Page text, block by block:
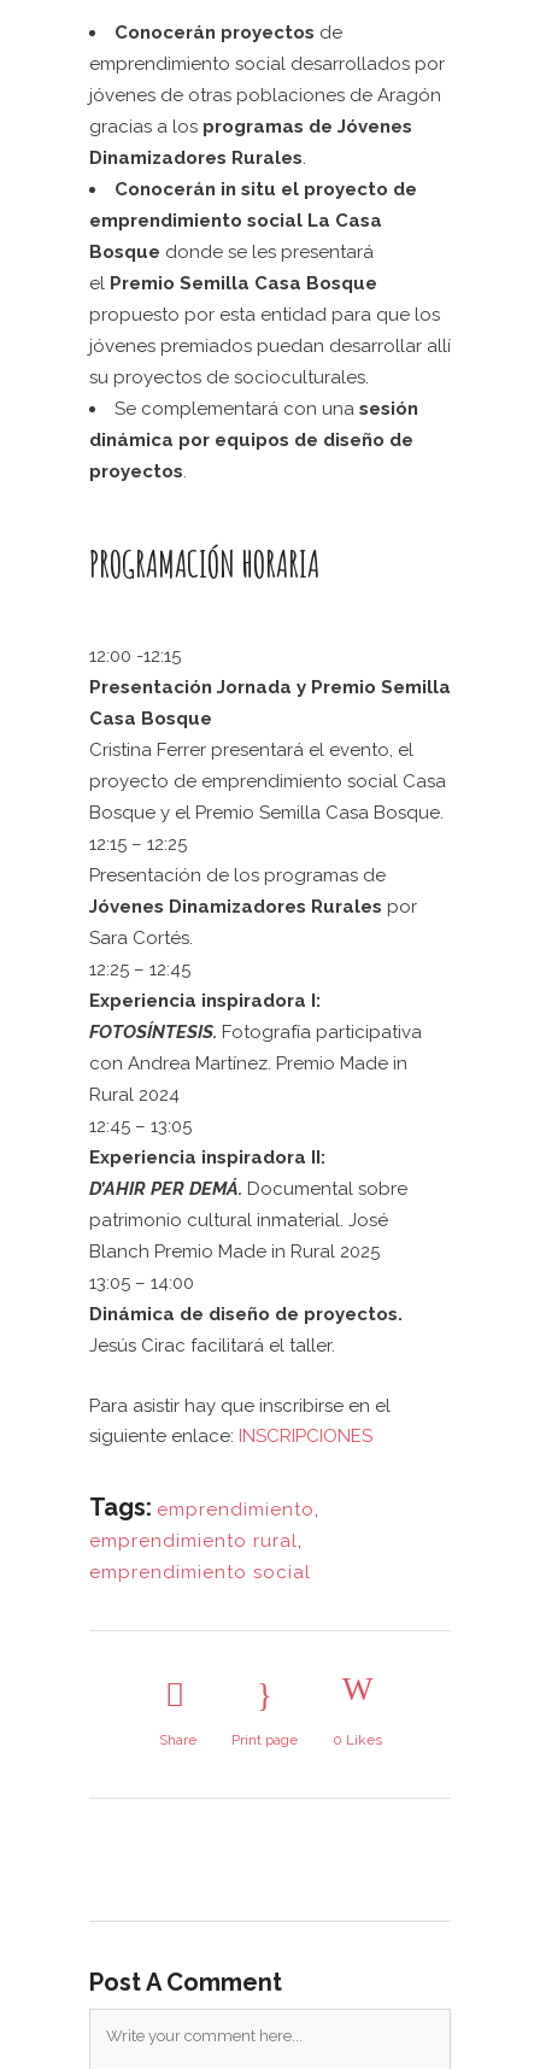
Conocerán proyectos de
emprendimiento social desarrollados por
jóvenes de otras poblaciones de Aragón
gracias a los programas de Jóvenes
Dinamizadores Rurales.
Conocerán in situ el proyecto de
emprendimiento social La Casa
Bosque donde se les presentará
el Premio Semilla Casa Bosque
propuesto por esta entidad para que los
jóvenes premiados puedan desarrollar allí
su proyectos de socioculturales.
Se complementará con una sesión
dinámica por equipos de diseño de
proyectos.
PROGRAMACIÓN HORARIA
12:00 -12:15
Presentación Jornada y Premio Semilla
Casa Bosque
Cristina Ferrer presentará el evento, el
proyecto de emprendimiento social Casa
Bosque y el Premio Semilla Casa Bosque.
12:15 – 12:25
Presentación de los programas de
Jóvenes Dinamizadores Rurales por
Sara Cortés.
12:25 – 12:45
Experiencia inspiradora I:
FOTOSÍNTESIS. Fotografía participativa
con Andrea Martínez. Premio Made in
Rural 2024
12:45 – 13:05
Experiencia inspiradora II:
D’AHIR PER DEMÁ. Documental sobre
patrimonio cultural inmaterial. José
Blanch Premio Made in Rural 2025
13:05 – 14:00
Dinámica de diseño de proyectos.
Jesús Cirac facilitará el taller.
Para asistir hay que inscribirse en el
siguiente enlace: INSCRIPCIONES
Tags: emprendimiento,
emprendimiento rural,
emprendimiento social
Share Print page 0 Likes
Post A Comment